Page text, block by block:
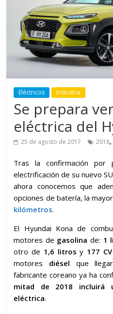
Eléctricos Industria
Se prepara
eléctrica del
25 de agosto de 2017 2018,
Tras la confirmación
electrificación de su nuevo
ahora conocemos que
opciones de batería, la
kilómetros.
El Hyundai Kona de
motores de gasolina de: 1
otro de 1,6 litros y 177 CV
motores diésel que
fabricante coreano ya ha
mitad de 2018 incluirá
eléctrica.